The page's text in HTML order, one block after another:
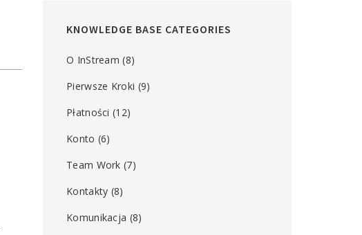
KNOWLEDGE BASE CATEGORIES
O InStream (8)
Pierwsze Kroki (9)
Płatności (12)
Konto (6)
Team Work (7)
Kontakty (8)
Komunikacja (8)